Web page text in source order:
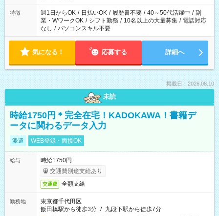
特徴 週1日からOK / 日払いOK / 履歴書不要 / 40～50代活躍中 / 副
業・WワークOK / シフト勤務 / 10名以上の大量募集 / 電話対応
なし / パソコンスキル不要
気になる！ 応募する 詳細へ
掲載日：2026.08.10
未読
時給1750円＊完全在宅！KADOKAWA！書籍デ
ータに関わるデータ入力
派遣 WEB登録・面接OK
給与
時給1750円
交通費別途支給あり
交通費 全額支給
勤務地
東京都千代田区
飯田橋駅から徒歩3分 / 九段下駅から徒歩7分